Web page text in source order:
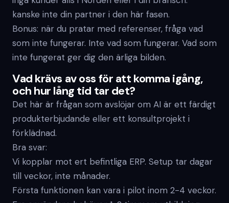
kanske inte din partner i den här fasen.
Bonus: när du pratar med referenser, fråga vad
som inte fungerar. Inte vad som fungerar. Vad som
inte fungerat ger dig den ärliga bilden.
Vad krävs av oss för att komma igång,
och hur lång tid tar det?
Det här är frågan som avslöjar om AI är ett färdigt
produkterbjudande eller ett konsultprojekt i
förklädnad.
Bra svar:
Vi kopplar mot ert befintliga ERP. Setup tar dagar
till veckor, inte månader.
Första funktionen kan vara i pilot inom 2-4 veckor.